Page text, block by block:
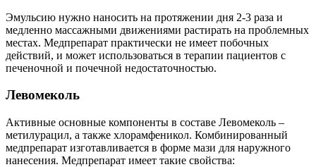
Эмульсию нужно наносить на протяжении дня 2-3 раза и
медленно массажными движениями растирать на проблемных
местах. Медпрепарат практически не имеет побочных
действий, и может использоваться в терапии пациентов с
печеночной и почечной недостаточностью.
Левомеколь
Активные основные компоненты в составе Левомеколь –
метилурацил, а также хлорамфеникол. Комбинированный
медпрепарат изготавливается в форме мази для наружного
нанесения. Медпрепарат имеет такие свойства: